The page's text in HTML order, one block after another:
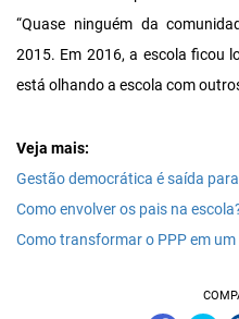
“Quase ninguém da
2015. Em 2016, a escola ficou
está olhando a escola com
Veja mais:
Gestão democrática é saída
Como envolver os pais na
Como transformar o PPP em